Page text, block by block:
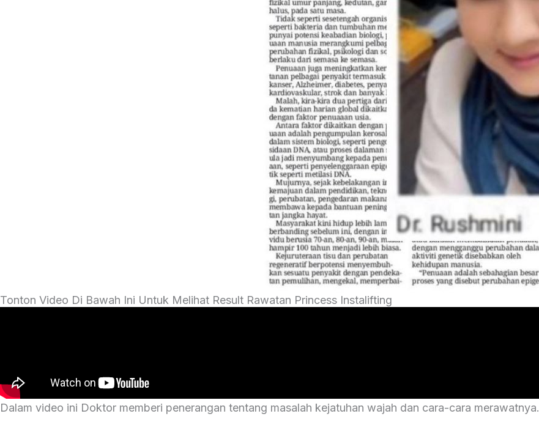
Tonton Video Di Bawah Ini Untuk Melihat Result Rawatan Princess Instalifting
Dalam video ini Doktor memberi penerangan tentang masalah kejatuhan wajah dan cara-cara merawatnya.